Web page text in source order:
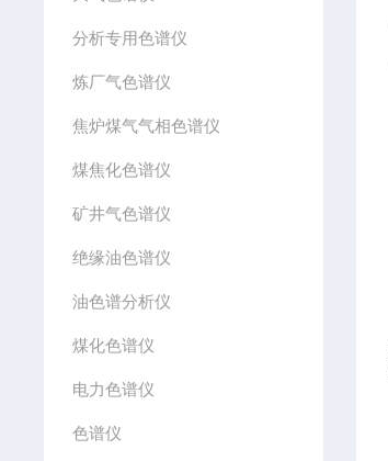
分析专用色谱仪
炼厂气色谱仪
焦炉煤气气相色谱仪
煤焦化色谱仪
矿井气色谱仪
绝缘油色谱仪
油色谱分析仪
煤化色谱仪
电力色谱仪
色谱仪